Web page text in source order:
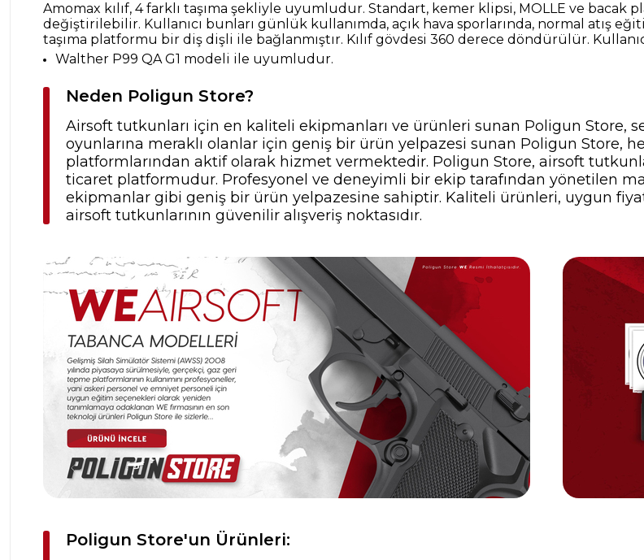
Amomax kılıf, 4 farklı taşıma şekliyle uyumludur. Standart, kemer klipsi, MOLLE ve bacak
değiştirilebilir. Kullanıcı bunları günlük kullanımda, açık hava sporlarında, normal atış
taşıma platformu bir diş dişli ile bağlanmıştır. Kılıf gövdesi 360 derece döndürülür.
Walther P99 QA G1 modeli ile uyumludur.
Neden Poligun Store?
Airsoft tutkunları için en kaliteli ekipmanları ve ürünleri sunan Poligun Store,
oyunlarına meraklı olanlar için geniş bir ürün yelpazesi sunan Poligun Store,
platformlarından aktif olarak hizmet vermektedir. Poligun Store, airsoft
ticaret platformudur. Profesyonel ve deneyimli bir ekip tarafından yönetilen
ekipmanlar gibi geniş bir ürün yelpazesine sahiptir. Kaliteli ürünleri, uygun
airsoft tutkunlarının güvenilir alışveriş noktasıdır.
Poligun Store'un Ürünleri: